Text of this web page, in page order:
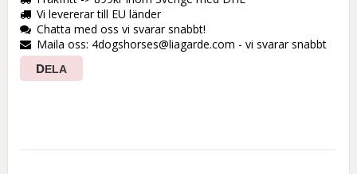
Vi levererar till EU länder
Chatta med oss vi svarar snabbt!
Maila oss: 4dogshorses@liagarde.com - vi svarar snabbt
DELA